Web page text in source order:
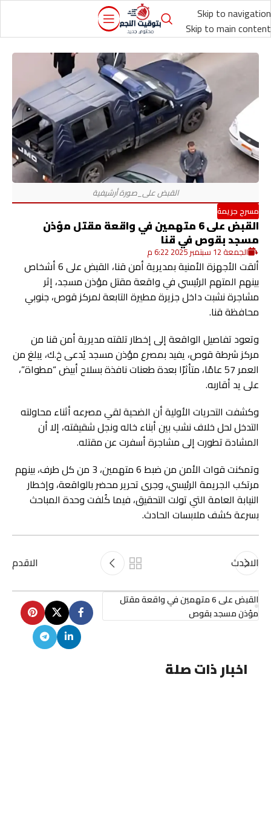
Skip to navigation
Skip to main content
مسرح جريمة
القبض على 6 متهمين في واقعة مقتل مؤذن
مسجد بقوص في قنا
الجمعة 12 سبتمبر 2025 6:22 م
ألقت الأجهزة الأمنية بمديرية أمن قنا، القبض على 6 أشخاص
بينهم المتهم الرئيسي في واقعة مقتل مؤذن مسجد، إثر
مشاجرة نشبت داخل جزيرة مطيرة التابعة لمركز قوص، جنوبي
محافظة قنا.
وتعود تفاصيل الواقعة إلى إخطار تلقته مديرية أمن قنا من
مركز شرطة قوص، يفيد بمصرع مؤذن مسجد يُدعى خ.ك، يبلغ من
العمر 57 عامًا، متأثرًا بعدة طعنات نافذة بسلاح أبيض “مطواة”،
على يد أقاربه.
وكشفت التحريات الأولية أن الضحية لقي مصرعه أثناء محاولته
التدخل لحل خلاف نشب بين أبناء خاله ونجل شقيقته، إلا أن
المشادة تطورت إلى مشاجرة أسفرت عن مقتله.
وتمكنت قوات الأمن من ضبط 6 متهمين، 3 من كل طرف، بينهم
مرتكب الجريمة الرئيسي، وجرى تحرير محضر بالواقعة، وإخطار
النيابة العامة التي تولت التحقيق، فيما كُلفت وحدة المباحث
بسرعة كشف ملابسات الحادث.
الاحدث الاقدم
القبض على 6 متهمين في واقعة مقتل
مؤذن مسجد بقوص
اخبار ذات صلة